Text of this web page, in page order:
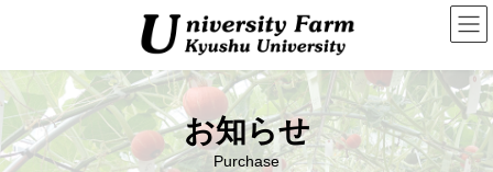
ン
へ
キ
ッ
ー
ョ
に
移
お知らせ
Purchase